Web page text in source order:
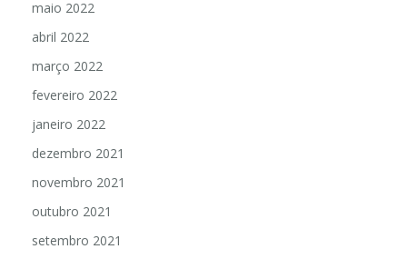
maio 2022
abril 2022
março 2022
fevereiro 2022
janeiro 2022
dezembro 2021
novembro 2021
outubro 2021
setembro 2021